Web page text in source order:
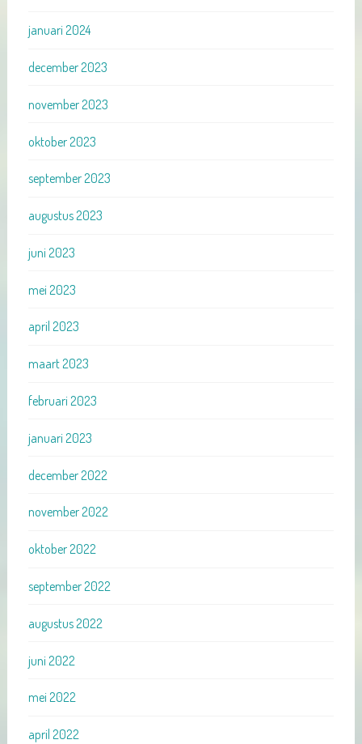
januari 2024
december 2023
november 2023
oktober 2023
september 2023
augustus 2023
juni 2023
mei 2023
april 2023
maart 2023
februari 2023
januari 2023
december 2022
november 2022
oktober 2022
september 2022
augustus 2022
juni 2022
mei 2022
april 2022